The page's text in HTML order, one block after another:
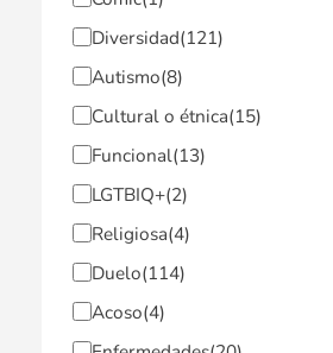
Diversidad(121)
Autismo(8)
Cultural o étnica(15)
Funcional(13)
LGTBIQ+(2)
Religiosa(4)
Duelo(114)
Acoso(4)